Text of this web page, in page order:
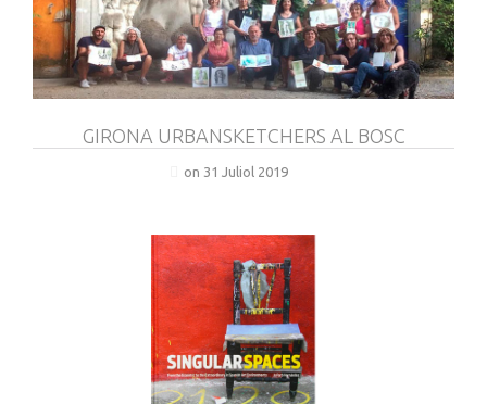
GIRONA URBANSKETCHERS AL BOSC
on 31 Juliol 2019